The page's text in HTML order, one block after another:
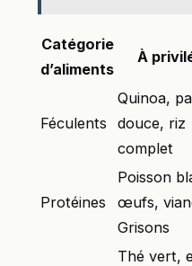
Catégorie
d’aliments
À
Féculents
Quinoa,
douce, riz
complet
Protéines
Poisson
œufs,
Grisons
Thé vert,